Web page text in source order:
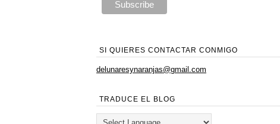
SI QUIERES CONTACTAR CONMIGO
delunaresynaranjas@gmail.com
TRADUCE EL BLOG